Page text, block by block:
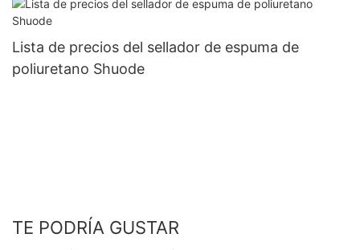
Lista de precios del sellador de espuma de
poliuretano Shuode
TE PODRÍA GUSTAR